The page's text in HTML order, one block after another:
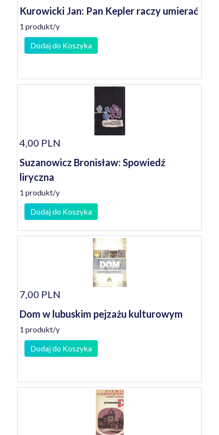
Kurowicki Jan: Pan Kepler raczy umierać
1 produkt/y
Dodaj do Koszyka
4,00 PLN
Suzanowicz Bronisław: Spowiedź
liryczna
1 produkt/y
Dodaj do Koszyka
7,00 PLN
Dom w lubuskim pejzażu kulturowym
1 produkt/y
Dodaj do Koszyka